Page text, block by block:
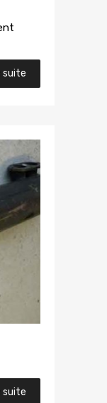
suite
suite